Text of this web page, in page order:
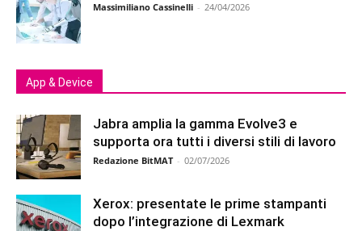
Massimiliano Cassinelli - 24/04/2026
App & Device
Jabra amplia la gamma Evolve3 e
supporta ora tutti i diversi stili di lavoro
Redazione BitMAT - 02/07/2026
Xerox: presentate le prime stampanti
dopo l’integrazione di Lexmark